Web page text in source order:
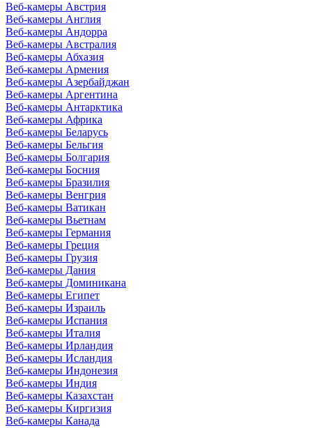
Веб-камеры Австрия
Веб-камеры Англия
Веб-камеры Андорра
Веб-камеры Австралия
Веб-камеры Абхазия
Веб-камеры Армения
Веб-камеры Азербайджан
Веб-камеры Аргентина
Веб-камеры Антарктика
Веб-камеры Африка
Веб-камеры Беларусь
Веб-камеры Бельгия
Веб-камеры Болгария
Веб-камеры Босния
Веб-камеры Бразилия
Веб-камеры Венгрия
Веб-камеры Ватикан
Веб-камеры Вьетнам
Веб-камеры Германия
Веб-камеры Греция
Веб-камеры Грузия
Веб-камеры Дания
Веб-камеры Доминикана
Веб-камеры Египет
Веб-камеры Израиль
Веб-камеры Испания
Веб-камеры Италия
Веб-камеры Ирландия
Веб-камеры Исландия
Веб-камеры Индонезия
Веб-камеры Индия
Веб-камеры Казахстан
Веб-камеры Киргизия
Веб-камеры Канада